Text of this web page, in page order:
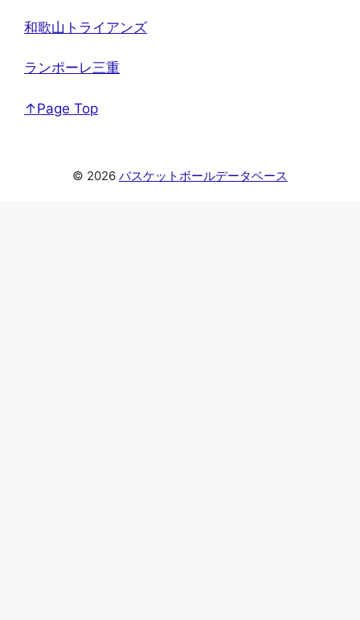
和歌山トライアンズ
ランポーレ三重
↑Page Top
© 2026 バスケットボールデータベース